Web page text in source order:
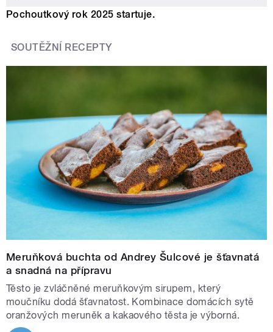
Pochoutkový rok 2025 startuje.
SOUTĚŽNÍ RECEPTY
Meruňková buchta od Andrey Šulcové je šťavnatá
a snadná na přípravu
Těsto je zvláčněné meruňkovým sirupem, který
moučníku dodá šťavnatost. Kombinace domácích sytě
oranžových meruněk a kakaového těsta je výborná.